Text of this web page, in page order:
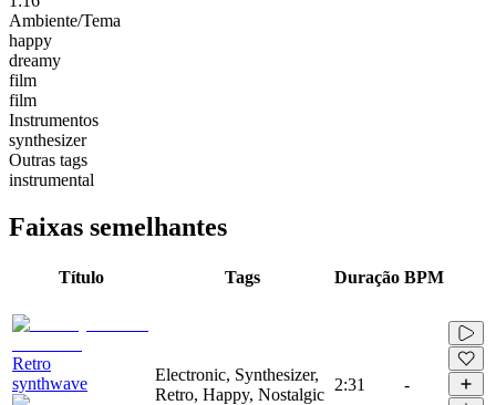
Ambiente/Tema
happy
dreamy
film
film
Instrumentos
synthesizer
Outras tags
instrumental
Faixas semelhantes
Título Tags Duração BPM
Retro
synthwave
Electronic, Synthesizer,
Retro, Happy, Nostalgic
2:31 -